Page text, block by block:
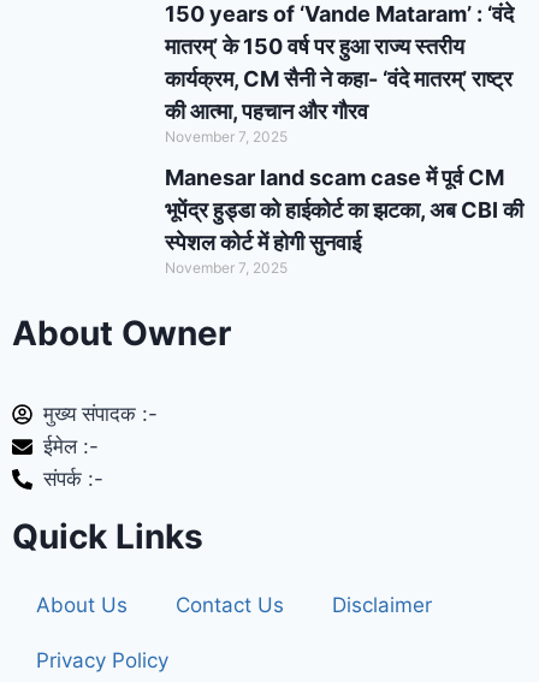
150 years of ‘Vande Mataram’ : ‘वंदे
मातरम्’ के 150 वर्ष पर हुआ राज्य स्तरीय
कार्यक्रम, CM सैनी ने कहा- ‘वंदे मातरम्’ राष्ट्र
की आत्मा, पहचान और गौरव
November 7, 2025
Manesar land scam case में पूर्व CM
भूपेंद्र हुड्डा को हाईकोर्ट का झटका, अब CBI की
स्पेशल कोर्ट में होगी सुनवाई
November 7, 2025
About Owner
मुख्य संपादक :-
ईमेल :-
संपर्क :-
Quick Links
About Us Contact Us Disclaimer
Privacy Policy